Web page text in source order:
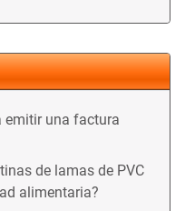
emitir una factura
de lamas de PVC
alimentaria?